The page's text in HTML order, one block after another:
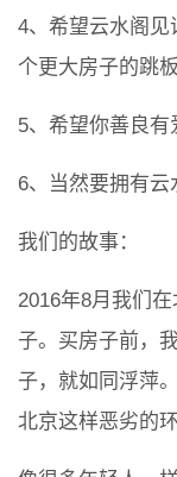
4、希望云水阁
个更大房子的跳板
5、希望你善良有
6、当然要拥有
我们的故事：
2016年8月我们
子。买房子前，
子，就如同浮萍
北京这样恶劣的环